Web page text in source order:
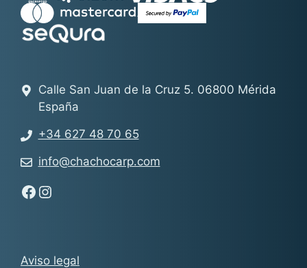
Aviso legal
Calle San Juan de la Cruz 5. 06800 Mérida
España
+34 627 48 70 65
info@chachocarp.com
Síguenos en Facebook - Chachocarp
Síguenos en Instagram - Chachocarp